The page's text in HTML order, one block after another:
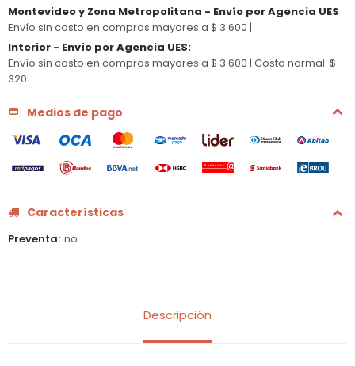
Montevideo y Zona Metropolitana - Envío por Agencia UES
Envío sin costo en compras mayores a $ 3.600 |
Interior - Envío por Agencia UES:
Envío sin costo en compras mayores a $ 3.600 | Costo normal: $
320.
Medios de pago
Características
Preventa no
Descripción